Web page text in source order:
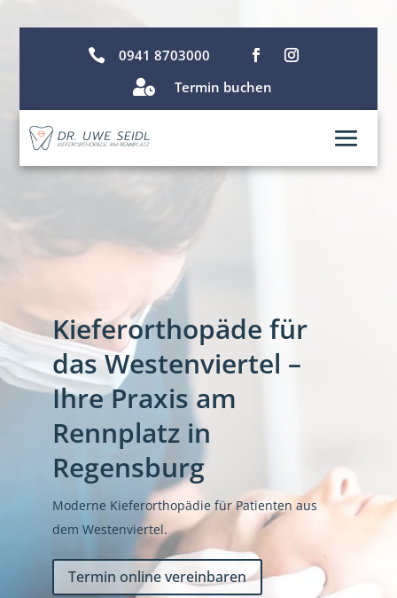
 0941 8703000
 Termin buchen
Kieferorthopäde für
das Westenviertel –
Ihre Praxis am
Rennplatz in
Regensburg
Moderne Kieferorthopädie für Patienten aus
dem Westenviertel.
Termin online vereinbaren